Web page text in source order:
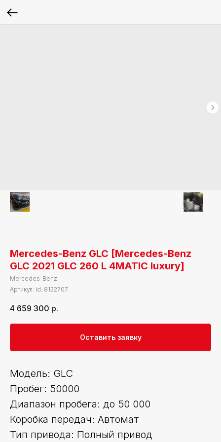
Mercedes-Benz GLC [Mercedes-Benz
GLC 2021 GLC 260 L 4MATIC luxury]
Mercedes-Benz
Артикул: id: 8132707
4 659 300 р.
Оставить заявку
Модель: GLC
Пробег: 50000
Диапазон пробега: до 50 000
Коробка передач: Автомат
Тип привода: Полный привод